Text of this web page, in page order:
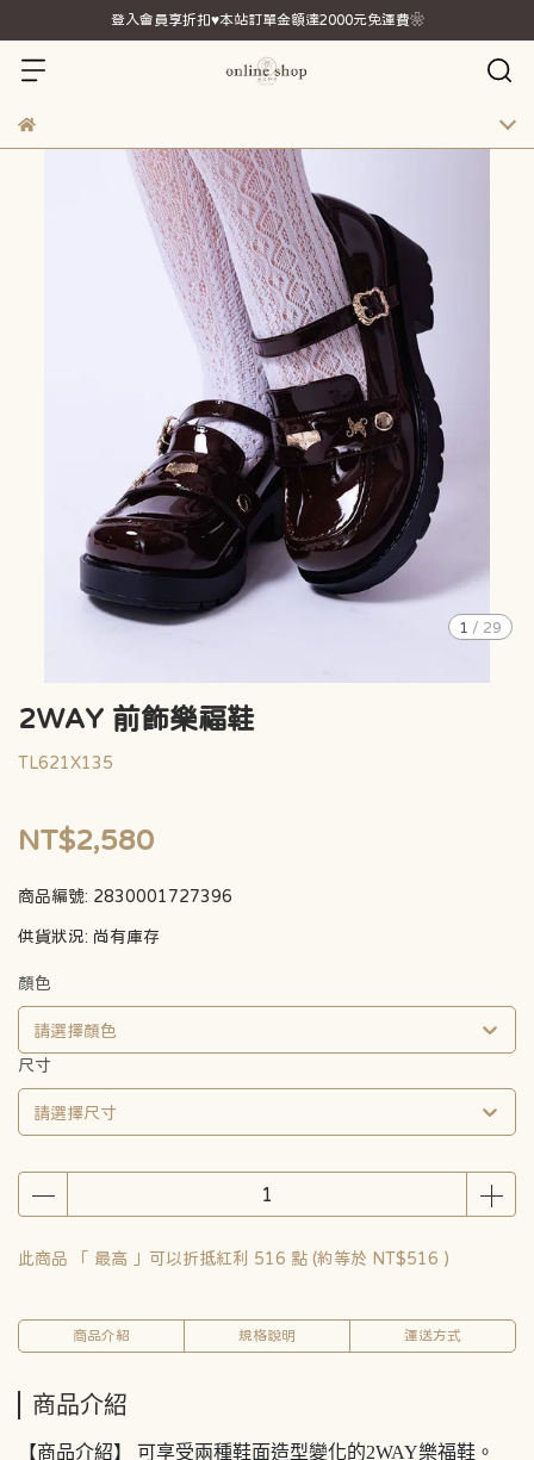
登入會員享折扣♥本站訂單金額達2000元免運費❀
1 / 29
2WAY 前飾樂福鞋
TL621X135
NT$2,580
商品編號: 2830001727396
供貨狀況: 尚有庫存
顏色
請選擇顏色
尺寸
請選擇尺寸
此商品 「 最高 」可以折抵紅利 516 點 (約等於 NT$516 )
商品介紹 規格說明 運送方式
商品介紹
【商品介紹】 可享受兩種鞋面造型變化的2WAY樂福鞋。